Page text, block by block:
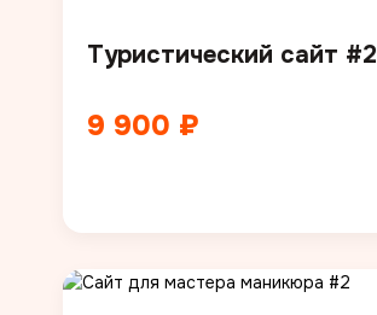
Туристический сайт #2
9 900 ₽